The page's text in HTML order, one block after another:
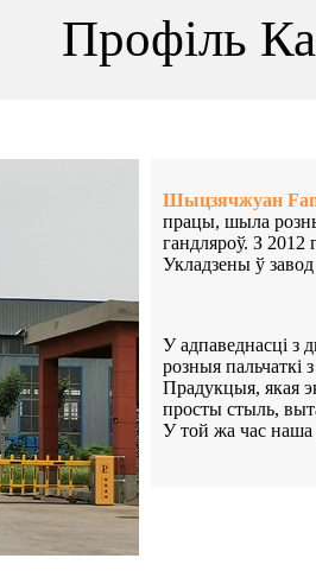
Профіль
Шыцзячжуан
працы, шыла
гандляроў. З 2012
Укладзены ў
У адпаведнасці з
розныя пальчаткі
Прадукцыя, якая
просты стыль,
У той жа час наша